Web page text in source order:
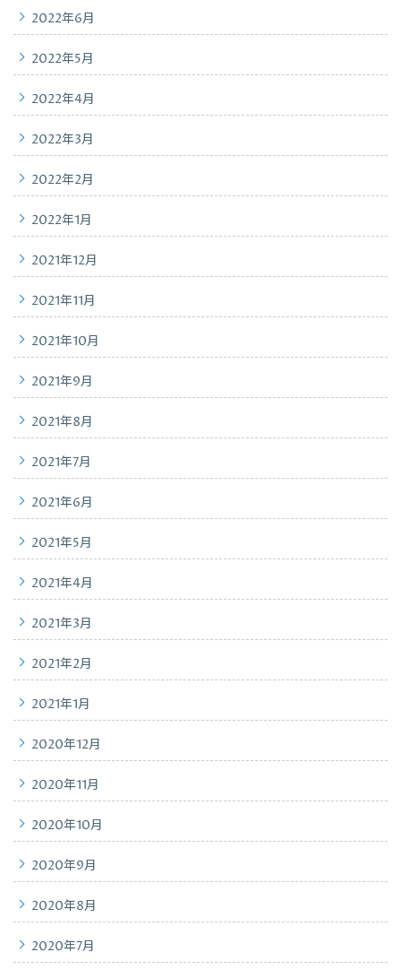
2022年6月
2022年5月
2022年4月
2022年3月
2022年2月
2022年1月
2021年12月
2021年11月
2021年10月
2021年9月
2021年8月
2021年7月
2021年6月
2021年5月
2021年4月
2021年3月
2021年2月
2021年1月
2020年12月
2020年11月
2020年10月
2020年9月
2020年8月
2020年7月